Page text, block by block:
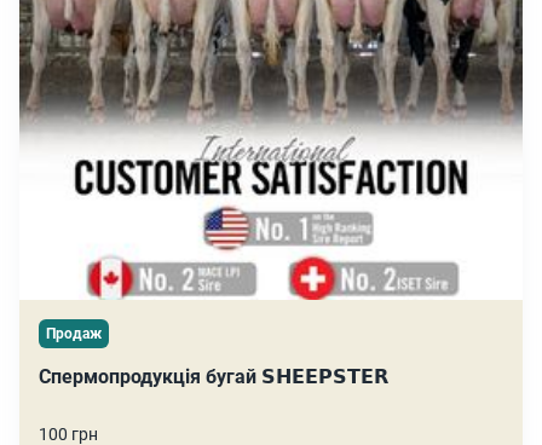
Продаж
Спермопродукція бугай 𝗦𝗛𝗘𝗘𝗣𝗦𝗧𝗘𝗥
100 грн